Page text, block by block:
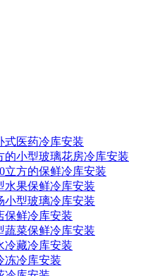
式医药冷库安装
的小型玻璃花房冷库安装
立方的保鲜冷库安装
水果保鲜冷库安装
小型玻璃冷库安装
保鲜冷库安装
蔬菜保鲜冷库安装
冷藏冷库安装
冻冷库安装